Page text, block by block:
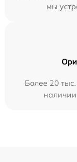
мы
Более 20